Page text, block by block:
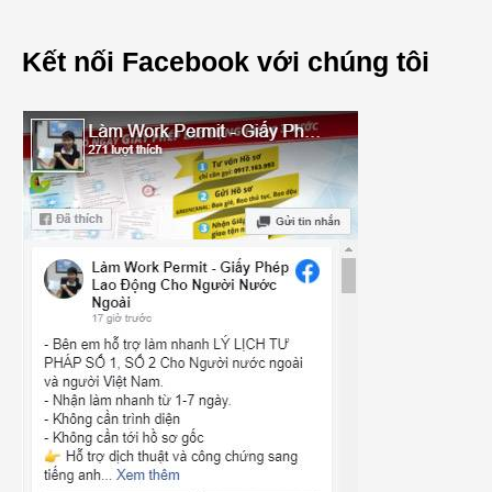
Kết nối Facebook với chúng tôi